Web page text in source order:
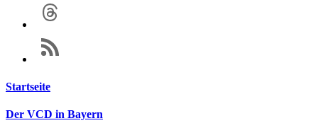
Startseite
Der VCD in Bayern